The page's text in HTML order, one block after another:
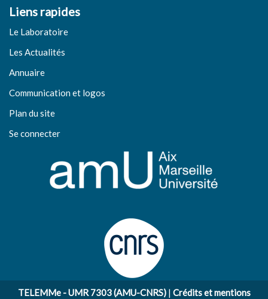
Liens rapides
Le Laboratoire
Les Actualités
Annuaire
Communication et logos
Plan du site
Se connecter
TELEMMe - UMR 7303 (AMU-CNRS)| Crédits et mentions